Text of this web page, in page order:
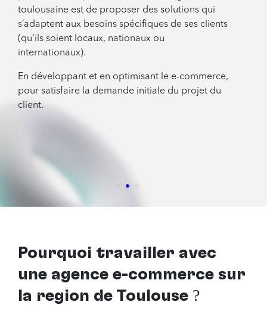
toulousaine est de proposer des solutions qui
s’adaptent aux besoins spécifiques de ses clients
(qu’ils soient locaux, nationaux ou
internationaux).
En développant et en optimisant le e-commerce,
pour satisfaire la demande initiale du projet du
client.
Pourquoi travailler avec
une agence e-commerce sur
la région de Toulouse ?